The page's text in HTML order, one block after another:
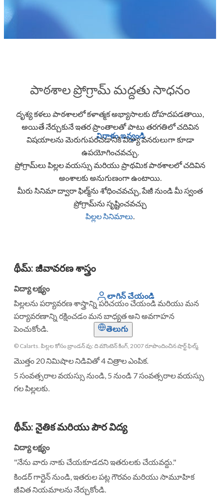
విరాళం ఇవ్వండి
లాగిన్ చేయండి
తెలుగు
పాఠశాల ప్రోగ్రామ్ మద్దతు సాధనం
దృశ్య కళలు పాఠశాలలో కళాత్మక అభ్యాసాలకు దోహదపడతాయి,
అయితే నేర్చుకునే ఇతర ప్రాంతాలతో పాటు తరగతిలో చదివిన
విషయాలను మెరుగుపరచడానికి విద్యా వనరులుగా కూడా
ఉపయోగించవచ్చు.
ప్రోగ్రామ్‌లు పిల్లల వయస్సు మరియు ప్రాథమిక పాఠశాలలో చదివిన
అంశాలకు అనుగుణంగా ఉంటాయి.
మీరు సినిమా ద్వారా ఫిల్మ్‌ను శోధించవచ్చు, పేజీ నుండి మీ స్వంత
ప్రోగ్రామ్‌ను సృష్టించవచ్చు
పిల్లల సినిమాలు
థీమ్: జీవావరణ శాస్త్రం
విద్యా లక్ష్యం
పిల్లలను పర్యావరణ శాస్త్రాన్ని పరిచయం చేయండి మరియు మన
పర్యావరణాన్ని రక్షించడం మన బాధ్యత అని అవగాహన
పెంచుకోండి.
© Calarts. పిల్లల కోసం బ్రాండన్ వు: ది మౌంటెన్ కింగ్, 2007 రూపొందించిన షార్ట్ ఫిల్మ్.
మొత్తం 20 నిమిషాల నిడివితో 4 చిత్రాల ఎంపిక.
5 సంవత్సరాల వయస్సు నుండి, 5 నుండి 7 సంవత్సరాల వయస్సు
గల పిల్లలకు.
థీమ్: నైతిక మరియు పౌర విద్య
విద్యా లక్ష్యం
"నేను వారు నాకు చేయకూడదని ఇతరులకు చేయవద్దు."
కిండర్ గార్టెన్ నుండి, ఇతరుల పట్ల గౌరవం మరియు సామూహిక
జీవిత నియమాలను నేర్చుకోండి.